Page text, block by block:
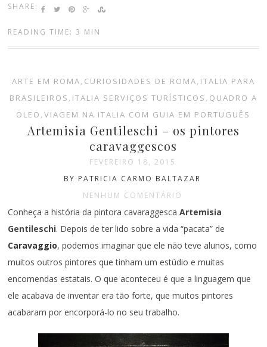
SHARE:
READING TIME: 3 MIN
ARTE EM ROMA, CURIOSIDADES DE ROMA, ITALIA PARA
BRASILEIROS , ITALIA SERVIÇOS TURÍSTICOS , QUADRO A
OLEO ,VIAGEM NA ITALIA COM GUIA EM PORTUGUÊS
Artemisia Gentileschi – os pintores
caravaggescos
FEVEREIRO 18, 2015
BY PATRICIA CARMO BALTAZAR
NENHUM COMENTÁRIO
Conheça a história da pintora cavaraggescaArtemisia
Gentileschi. Depois de ter lido sobre a vida “pacata” de
Caravaggio, podemos imaginar que ele não teve alunos, como
muitos outros pintores que tinham um estúdio e muitas
encomendas estatais. O que aconteceu é que a linguagem que
ele acabava de inventar era tão forte, que muitos pintores
acabaram por encorporá-lo no seu trabalho.